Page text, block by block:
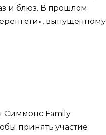
и блюз. В прошлом
выпущенному
Симмонс Family
принять участие